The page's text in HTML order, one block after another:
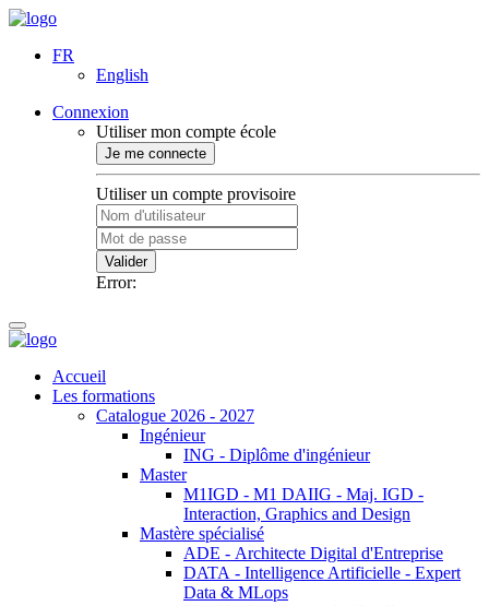
FR
English
Connexion
Utiliser mon compte école
Je me connecte
Utiliser un compte provisoire
Valider
Error:
Accueil
Les formations
Catalogue 2026 - 2027
Ingénieur
ING - Diplôme d'ingénieur
Master
M1IGD - M1 DAIIG - Maj. IGD -
Interaction, Graphics and Design
Mastère spécialisé
ADE - Architecte Digital d'Entreprise
DATA - Intelligence Artificielle - Expert
Data & MLops